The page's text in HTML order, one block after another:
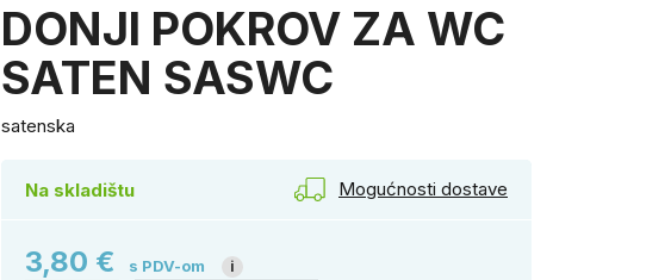
DONJI POKROV ZA WC
SATEN SASWC
satenska
Na skladištu Mogućnosti dostave
3,80 € s PDV-om i